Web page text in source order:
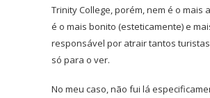
Trinity College, porém, nem é o mais
é o mais bonito (esteticamente) e
responsável por atrair tantos
só para o ver.
No meu caso, não fui lá